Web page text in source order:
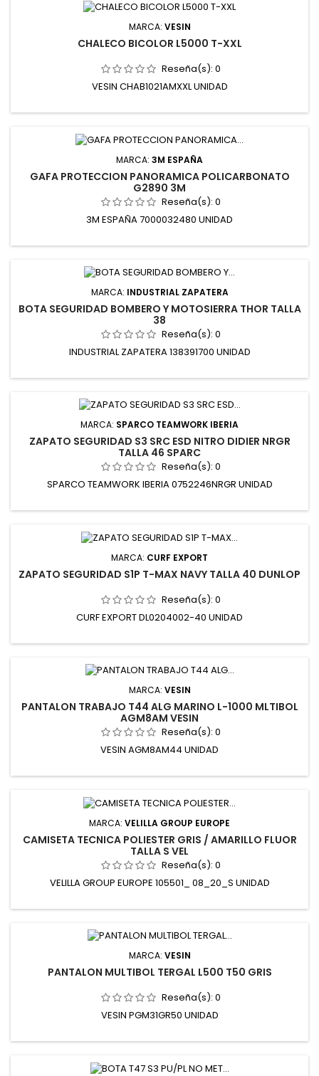
MARCA: VESIN
CHALECO BICOLOR L5000 T-XXL
Reseña(s): 0
VESIN CHAB1021AMXXL UNIDAD
MARCA: 3M ESPAÑA
GAFA PROTECCION PANORAMICA POLICARBONATO
G2890 3M
Reseña(s): 0
3M ESPAÑA 7000032480 UNIDAD
MARCA: INDUSTRIAL ZAPATERA
BOTA SEGURIDAD BOMBERO Y MOTOSIERRA THOR TALLA
38
Reseña(s): 0
INDUSTRIAL ZAPATERA 138391700 UNIDAD
MARCA: SPARCO TEAMWORK IBERIA
ZAPATO SEGURIDAD S3 SRC ESD NITRO DIDIER NRGR
TALLA 46 SPARC
Reseña(s): 0
SPARCO TEAMWORK IBERIA 0752246NRGR UNIDAD
MARCA: CURF EXPORT
ZAPATO SEGURIDAD S1P T-MAX NAVY TALLA 40 DUNLOP
Reseña(s): 0
CURF EXPORT DL0204002-40 UNIDAD
MARCA: VESIN
PANTALON TRABAJO T44 ALG MARINO L-1000 MLTIBOL
AGM8AM VESIN
Reseña(s): 0
VESIN AGM8AM44 UNIDAD
MARCA: VELILLA GROUP EUROPE
CAMISETA TECNICA POLIESTER GRIS / AMARILLO FLUOR
TALLA S VEL
Reseña(s): 0
VELILLA GROUP EUROPE 105501_ 08_20_S UNIDAD
MARCA: VESIN
PANTALON MULTIBOL TERGAL L500 T50 GRIS
Reseña(s): 0
VESIN PGM31GR50 UNIDAD